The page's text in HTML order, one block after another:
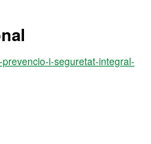
i-seguretat-integral-